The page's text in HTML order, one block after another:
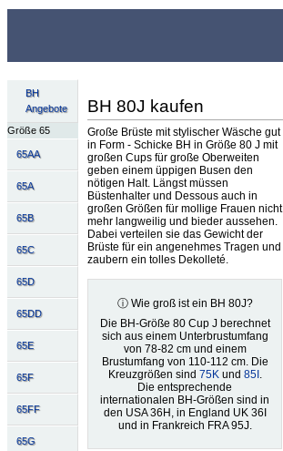
BH
Angebote
Größe 65
65AA
65A
65B
65C
65D
65DD
65E
65F
65FF
65G
BH 80J kaufen
Große Brüste mit stylischer Wäsche gut
in Form - Schicke BH in Größe 80 J mit
großen Cups für große Oberweiten
geben einem üppigen Busen den
nötigen Halt. Längst müssen
Büstenhalter und Dessous auch in
großen Größen für mollige Frauen nicht
mehr langweilig und bieder aussehen.
Dabei verteilen sie das Gewicht der
Brüste für ein angenehmes Tragen und
zaubern ein tolles Dekolleté.
ⓘ Wie groß ist ein BH 80J?
Die BH-Größe 80 Cup J berechnet
sich aus einem Unterbrustumfang
von 78-82 cm und einem
Brustumfang von 110-112 cm. Die
Kreuzgrößen sind 75K und 85I.
Die entsprechende
internationalen BH-Größen sind in
den USA 36H, in England UK 36I
und in Frankreich FRA 95J.